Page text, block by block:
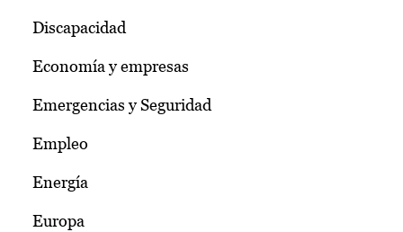
Discapacidad
Economía y empresas
Emergencias y Seguridad
Empleo
Energía
Europa